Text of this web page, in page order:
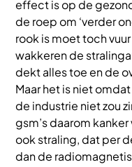
effect is op de
de roep om ‘verder
rook is moet toch
wakkeren de
dekt alles toe en de
Maar het is niet
de industrie niet zou
gsm’s daarom
ook straling, dat per
dan de